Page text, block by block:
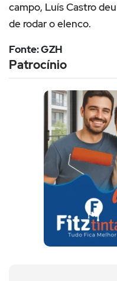
campo, Luís Castro
de rodar o elenco.
Fonte: GZH
Patrocínio